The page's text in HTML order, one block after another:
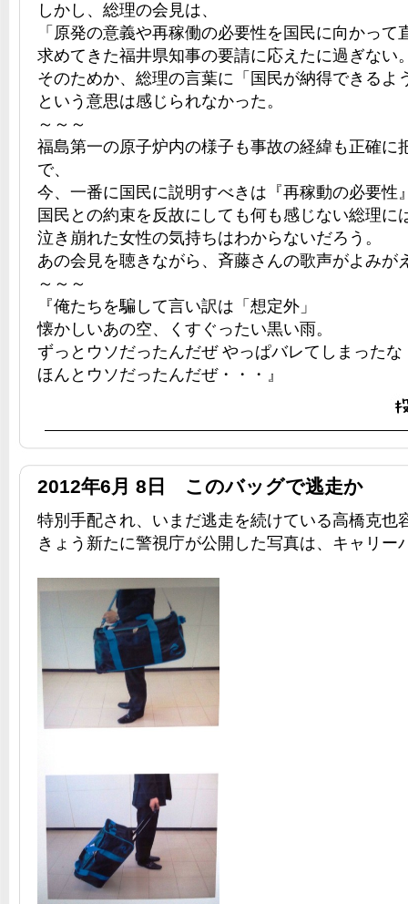
しかし、総理の会見は、
「原発の意義や再稼働の必要性を国民に向かって
求めてきた福井県知事の要請に応えたに過ぎない
そのためか、総理の言葉に「国民が納得できるよ
という意思は感じられなかった。
～～～
福島第一の原子炉内の様子も事故の経緯も正確に
で、
今、一番に国民に説明すべきは『再稼動の必要性
国民との約束を反故にしても何も感じない総理に
泣き崩れた女性の気持ちはわからないだろう。
あの会見を聴きながら、斉藤さんの歌声がよみが
～～～
『俺たちを騙して言い訳は「想定外」
懐かしいあの空、くすぐったい黒い雨。
ずっとウソだったんだぜ やっぱバレてしまったな
ほんとウソだったんだぜ・・・』
2012年6月 8日 このバッグで逃走か
特別手配され、いまだ逃走を続けている高橋克也
きょう新たに警視庁が公開した写真は、キャリー